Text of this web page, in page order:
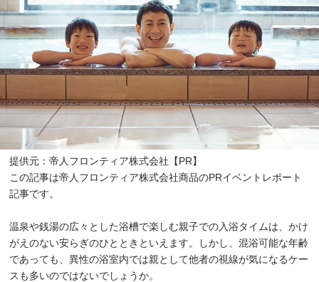
提供元：帝人フロンティア株式会社【PR】
この記事は帝人フロンティア株式会社商品のPRイベントレポート
記事です。
温泉や銭湯の広々とした浴槽で楽しむ親子での入浴タイムは、かけ
がえのない安らぎのひとときといえます。しかし、混浴可能な年齢
であっても、異性の浴室内では親として他者の視線が気になるケー
スも多いのではないでしょうか。